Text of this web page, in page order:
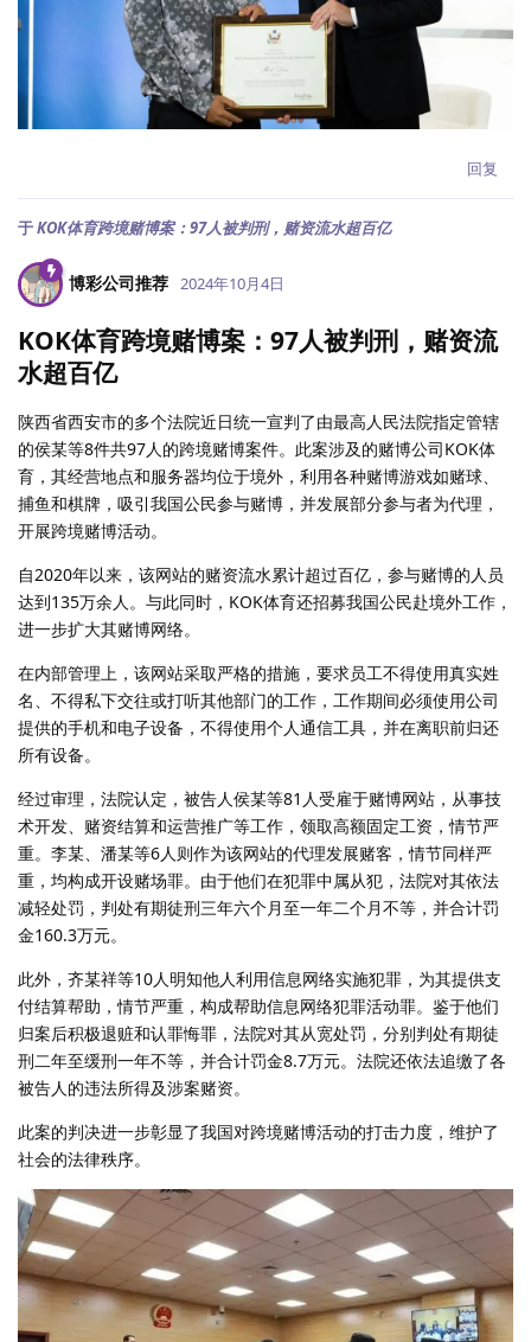
回复
于KOK体育跨境赌博案：97人被判刑，赌资流水超百亿
博彩公司推荐 2024年10月4日
KOK体育跨境赌博案：97人被判刑，赌资流
水超百亿
陕西省西安市的多个法院近日统一宣判了由最高人民法院指定管辖
的侯某等8件共97人的跨境赌博案件。此案涉及的赌博公司KOK体
育，其经营地点和服务器均位于境外，利用各种赌博游戏如赌球、
捕鱼和棋牌，吸引我国公民参与赌博，并发展部分参与者为代理，
开展跨境赌博活动。
自2020年以来，该网站的赌资流水累计超过百亿，参与赌博的人员
达到135万余人。与此同时，KOK体育还招募我国公民赴境外工作，
进一步扩大其赌博网络。
在内部管理上，该网站采取严格的措施，要求员工不得使用真实姓
名、不得私下交往或打听其他部门的工作，工作期间必须使用公司
提供的手机和电子设备，不得使用个人通信工具，并在离职前归还
所有设备。
经过审理，法院认定，被告人侯某等81人受雇于赌博网站，从事技
术开发、赌资结算和运营推广等工作，领取高额固定工资，情节严
重。李某、潘某等6人则作为该网站的代理发展赌客，情节同样严
重，均构成开设赌场罪。由于他们在犯罪中属从犯，法院对其依法
减轻处罚，判处有期徒刑三年六个月至一年二个月不等，并合计罚
金160.3万元。
此外，齐某祥等10人明知他人利用信息网络实施犯罪，为其提供支
付结算帮助，情节严重，构成帮助信息网络犯罪活动罪。鉴于他们
归案后积极退赃和认罪悔罪，法院对其从宽处罚，分别判处有期徒
刑二年至缓刑一年不等，并合计罚金8.7万元。法院还依法追缴了各
被告人的违法所得及涉案赌资。
此案的判决进一步彰显了我国对跨境赌博活动的打击力度，维护了
社会的法律秩序。